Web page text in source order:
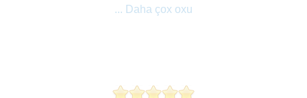
... Daha çox oxu